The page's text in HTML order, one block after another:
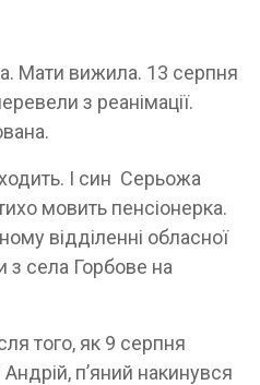
Мати вижила. 13 серпня
з реанімації.
І син Серьожа
мовить пенсіонерка.
відділенні обласної
з села Горбове на
того, як 9 серпня
п’яний накинувся